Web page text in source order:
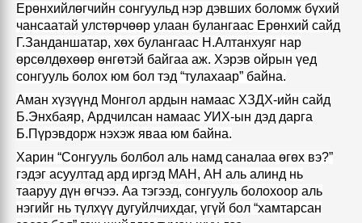
Ерөнхийлөгчийн сонгуульд нэр дэвших боломж бүхий
чансаатай улстөрчөөр улаан булангаас Ерөнхий сайд
Г.Занданшатар, хөх булангаас Н.Алтанхуяг нар
өрсөлдөхөөр өнгөтэй байгаа аж. Хэрэв ойрын үед
сонгууль болох юм бол тэд “тулахаар” байна.
Аман хүзүүнд Монгол ардын намаас ХЗДХ-ийн сайд
Б.Энхбаяр, Ардчилсан намаас УИХ-ын дэд дарга
Б.Пүрэвдорж нэхэж яваа юм байна.
Харин “Сонгууль болбол аль намд саналаа өгөх вэ?”
гэдэг асуултад ард иргэд МАН, АН аль алинд нь
тааруу дүн өгчээ. Аа тэгээд, сонгууль болохоор аль
нэгийг нь түлхүү дугуйлчихдаг, үгүй бол “хамтарсан